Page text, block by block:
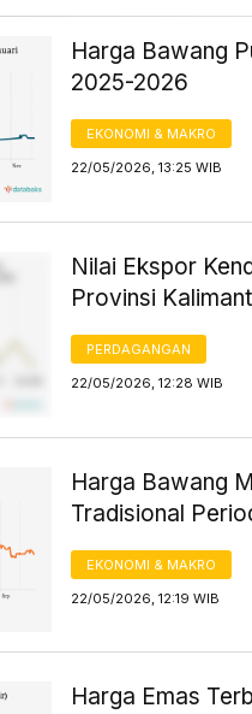
Harga Bawang
2025-2026
EKONOMI & MAKRO
22/05/2026, 13:25 WIB
Nilai Ekspor
Provinsi
PERDAGANGAN
22/05/2026, 12:28 WIB
Harga Bawang
Tradisional
EKONOMI & MAKRO
22/05/2026, 12:19 WIB
Harga Emas